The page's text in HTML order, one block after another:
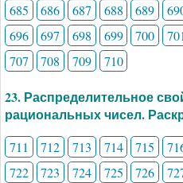
685 686 687 688 689
696
697 698 699 700
707
708 709 710
23. Распределительное
рациональных чисел.
711 712 713 714 715
722
723 724 725 726